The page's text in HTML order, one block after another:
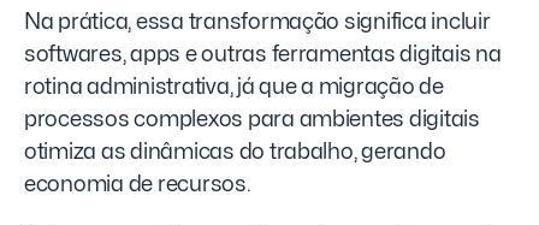
Na prática, essa transformação significa incluir
softwares, apps e outras ferramentas digitais na
rotina administrativa, já que a migração de
processos complexos para ambientes digitais
otimiza as dinâmicas do trabalho, gerando
economia de recursos.